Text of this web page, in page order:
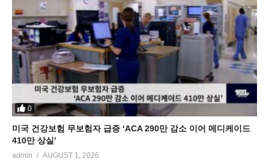
0
미국 건강보험 무보험자 급증 ‘ACA 290만 감소 이어 메디케이드
410만 상실’
admin AUGUST 1, 2026